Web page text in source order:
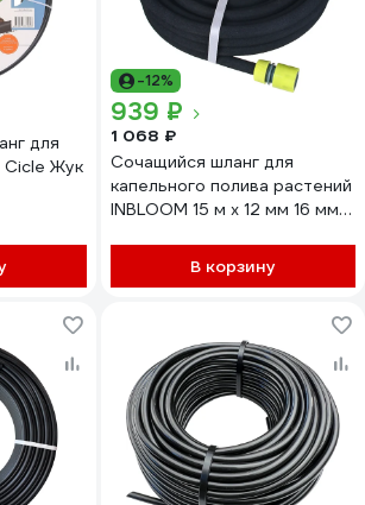
для
Cicle Жук
-12%
939 ₽
1 068 ₽
Сочащийся шланг для
капельного полива растений
INBLOOM 15 м x 12 мм 16 мм
В корзину